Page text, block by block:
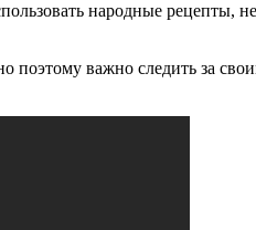
народные рецепты,
поэтому важно следить за